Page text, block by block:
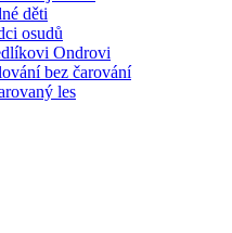
děti
osudů
Ondrovi
bez čarování
les